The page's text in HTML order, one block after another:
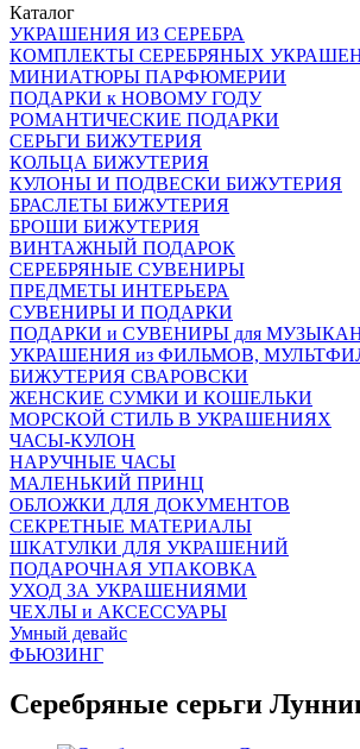
Каталог
УКРАШЕНИЯ ИЗ СЕРЕБРА
КОМПЛЕКТЫ СЕРЕБРЯНЫХ
МИНИАТЮРЫ ПАРФЮМЕРИИ
ПОДАРКИ к НОВОМУ ГОДУ
РОМАНТИЧЕСКИЕ ПОДАРКИ
СЕРЬГИ БИЖУТЕРИЯ
КОЛЬЦА БИЖУТЕРИЯ
КУЛОНЫ И ПОДВЕСКИ БИЖУТЕРИЯ
БРАСЛЕТЫ БИЖУТЕРИЯ
БРОШИ БИЖУТЕРИЯ
ВИНТАЖНЫЙ ПОДАРОК
СЕРЕБРЯНЫЕ СУВЕНИРЫ
ПРЕДМЕТЫ ИНТЕРЬЕРА
СУВЕНИРЫ И ПОДАРКИ
ПОДАРКИ и СУВЕНИРЫ для
УКРАШЕНИЯ из ФИЛЬМОВ,
БИЖУТЕРИЯ СВАРОВСКИ
ЖЕНСКИЕ СУМКИ И КОШЕЛЬКИ
МОРСКОЙ СТИЛЬ В УКРАШЕНИЯХ
ЧАСЫ-КУЛОН
НАРУЧНЫЕ ЧАСЫ
МАЛЕНЬКИЙ ПРИНЦ
ОБЛОЖКИ ДЛЯ ДОКУМЕНТОВ
СЕКРЕТНЫЕ МАТЕРИАЛЫ
ШКАТУЛКИ ДЛЯ УКРАШЕНИЙ
ПОДАРОЧНАЯ УПАКОВКА
УХОД ЗА УКРАШЕНИЯМИ
ЧEХЛЫ и АКСЕССУАРЫ
Умный девайс
ФЬЮЗИНГ
Серебряные серьги